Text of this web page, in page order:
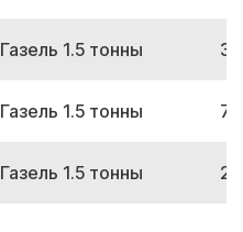
Газель 1.5 тонны
Газель 1.5 тонны
Газель 1.5 тонны